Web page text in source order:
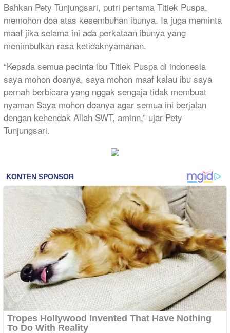
Bahkan Pety Tunjungsari, putri pertama Titiek Puspa,
memohon doa atas kesembuhan ibunya. Ia juga meminta
maaf jika selama ini ada perkataan ibunya yang
menimbulkan rasa ketidaknyamanan.
“Kepada semua pecinta ibu Titiek Puspa di indonesia
saya mohon doanya, saya mohon maaf kalau ibu saya
pernah berbicara yang nggak sengaja tidak membuat
nyaman Saya mohon doanya agar semua ini berjalan
dengan kehendak Allah SWT, aminn,” ujar Pety
Tunjungsari.